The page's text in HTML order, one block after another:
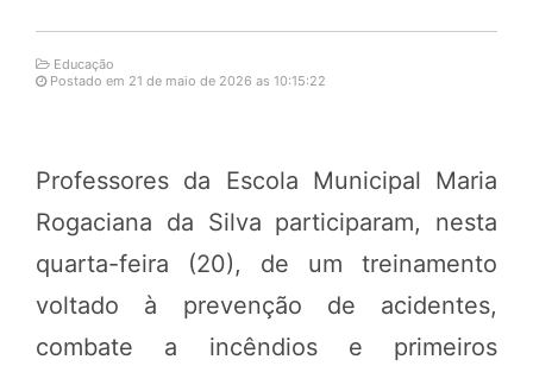
Educação
Postado em 21 de maio de 2026 as 10:15:22
Professores da Escola Municipal Maria
Rogaciana da Silva participaram, nesta
quarta-feira (20), de um treinamento
voltado à prevenção de acidentes,
combate a incêndios e primeiros